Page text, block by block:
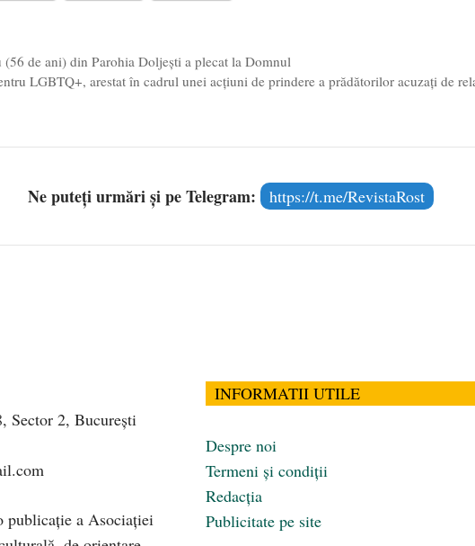
(56 de ani) din Parohia Doljești a plecat la Domnul
LGBTQ+, arestat în cadrul unei acțiuni de prindere a prădătorilor acuzați de
Ne puteți urmări și pe Telegram: https://t.me/RevistaRost
Sector 2, București
publicaţie a Asociaţiei
INFORMATII UTILE
Despre noi
Termeni și condiții
Redacția
Publicitate pe site